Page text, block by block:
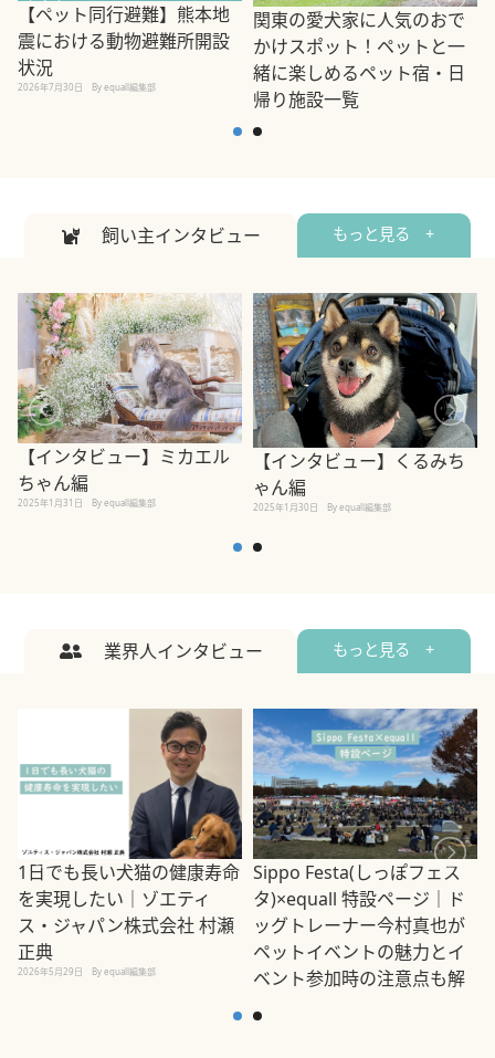
【ペット同行避難】熊本地
震における動物避難所開設
状況
2026年7月30日 By equall編集部
関東の愛犬家に人気のおで
かけスポット！ペットと一
緒に楽しめるペット宿・日
帰り施設一覧
飼い主インタビュー もっと見る +
【インタビュー】ミカエル
ちゃん編
2025年1月31日 By equall編集部
【インタビュー】くるみち
ゃん編
2025年1月30日 By equall編集部
業界人インタビュー もっと見る +
1日でも長い犬猫の健康寿命
を実現したい｜ゾエティ
ス・ジャパン株式会社 村瀬
正典
2026年5月29日 By equall編集部
Sippo Festa(しっぽフェス
タ)×equall 特設ページ｜ド
ッグトレーナー今村真也が
ペットイベントの魅力とイ
ベント参加時の注意点も解
2026年5月12日